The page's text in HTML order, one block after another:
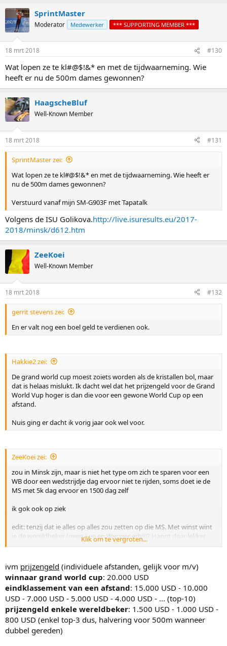
SprintMaster
Moderator Medewerker *** SUPPORTING MEMBER ***
18 mrt 2018 #130
Wat lopen ze te kl#@$!&* en met de tijdwaarneming. Wie
heeft er nu de 500m dames gewonnen?
HaagscheBluf
Well-Known Member
18 mrt 2018 #131
SprintMaster zei:
Wat lopen ze te kl#@$!&* en met de tijdwaarneming. Wie heeft er
nu de 500m dames gewonnen?
Verstuurd vanaf mijn SM-G903F met Tapatalk
Volgens de ISU Golikova.http://live.isuresults.eu/2017-
2018/minsk/d612.htm
ZeeKoei
Well-Known Member
18 mrt 2018 #132
gerrit stevens zei:
En er valt nog een boel geld te verdienen ook.
Hakkie2 zei:
De grand world cup moest zoiets worden als de kristallen bol, maar
dat is helaas mislukt. Ik dacht wel dat het prijzengeld voor de Grand
World Vup hoger is dan die voor een gewone World Cup op een
afstand.
Nuis ging er dacht ik vorig jaar ook wel voor.
ZeeKoei zei:
zou in Minsk zijn, maar is niet het type om zich te sparen voor een
WB door een wedstrijdje dag ervoor niet te rijden, soms doet ie de
MS met 5k dag ervoor en 1500 dag zelf
ik gok ook op ziek
edit: tenzij dat ie alles op alles zou zetten op die MS. Met winst wint
ie de wereldbeker (geen Lee en Wenger erbij)? Hangt daar lekker
prijzengeld vanaf? (maar dan nog is hij niet het type om ervoor
Klik om te vergroten...
ivm prijzengeld (individuele afstanden, gelijk voor m/v)
winnaar grand world cup: 20.000 USD
eindklassement van een afstand: 15.000 USD - 10.000
USD - 7.000 USD - 5.000 USD - 4.000 USD - ... (top-10)
prijzengeld enkele wereldbeker: 1.500 USD - 1.000 USD -
800 USD (enkel top-3 dus, halvering voor 500m wanneer
dubbel gereden)